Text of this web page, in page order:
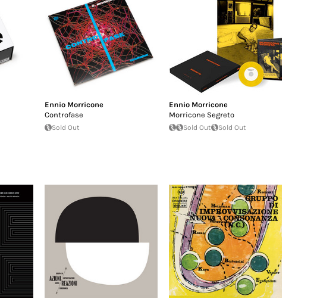
Ennio Morricone
Controfase
Sold Out
Ennio Morricone
Morricone Segreto
Sold Out Sold Out